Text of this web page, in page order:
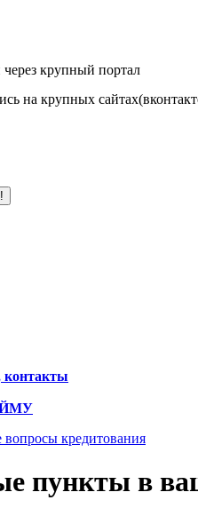
крупный портал
на крупных
контакты
кредитования
пункты в